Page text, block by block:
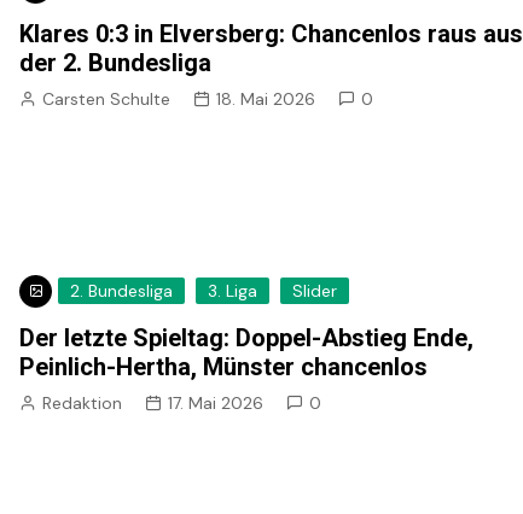
Klares 0:3 in Elversberg: Chancenlos raus aus
der 2. Bundesliga
Carsten Schulte 18. Mai 2026 0
2. Bundesliga 3. Liga Slider
Der letzte Spieltag: Doppel-Abstieg Ende,
Peinlich-Hertha, Münster chancenlos
Redaktion 17. Mai 2026 0